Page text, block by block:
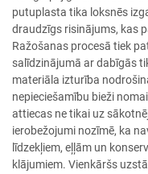
putuplasta tika loksnēs
draudzīgs risinājums, kas
Ražošanas procesā tiek
salīdzinājumā ar dabīgās
materiāla izturība
nepieciešamību bieži
attiecas ne tikai uz
ierobežojumi nozīmē, ka
līdzekļiem, eļļām un
klājumiem. Vienkāršs